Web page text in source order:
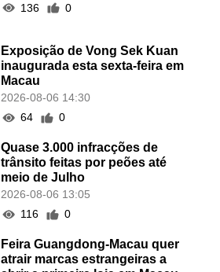
136
0
Exposição de Vong Sek Kuan
inaugurada esta sexta-feira em
Macau
2026-08-06 14:30
64
0
Quase 3.000 infracções de
trânsito feitas por peões até
meio de Julho
2026-08-06 13:05
116
0
Feira Guangdong-Macau quer
atrair marcas estrangeiras a